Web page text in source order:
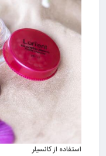
استفاده از کانسیلر